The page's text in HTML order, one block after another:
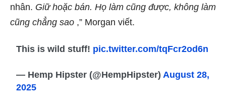
nhân. Giữ hoặc bán. Họ làm cũng được, không làm
cũng chẳng sao ,” Morgan viết.
This is wild stuff! pic.twitter.com/tqFcr2od6n
— Hemp Hipster (@HempHipster)August 28,
2025